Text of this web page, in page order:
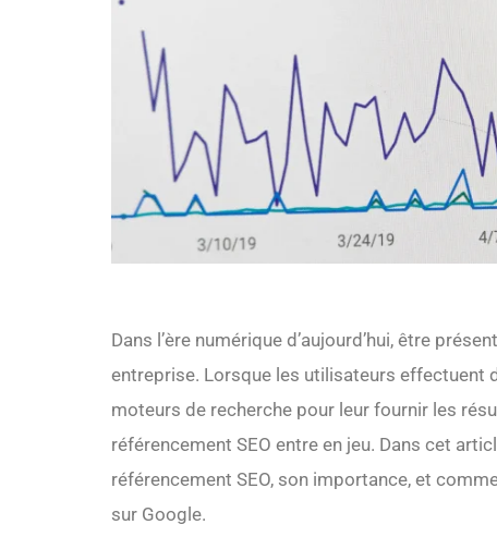
Dans l’ère numérique d’aujourd’hui, être
entreprise. Lorsque les utilisateurs effectuent
moteurs de recherche pour leur fournir les
référencement SEO entre en jeu. Dans cet
référencement SEO, son importance, et
sur Google.